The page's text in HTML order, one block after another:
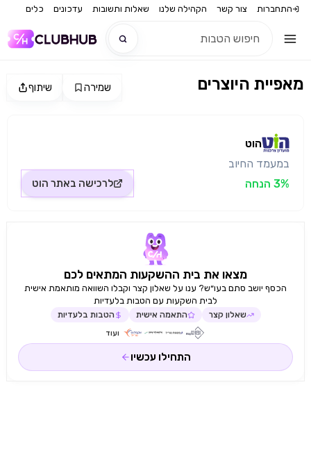
התחברות צור קשר הקהילה שלנו שאלות ותשובות עדכונים כלים
שיתוף שמירה מאפיית היוצרים
הוט
במעמד החיוב
3% הנחה
לרכישה באתר הוט
מצאו את בית ההשקעות המתאים לכם
הכסף יושב סתם בעו״ש? ענו על שאלון קצר וקבלו השוואה מותאמת אישית
לבית השקעות עם הטבות בלעדיות
שאלון קצר התאמה אישית הטבות בלעדיות
ועוד
התחילו עכשיו